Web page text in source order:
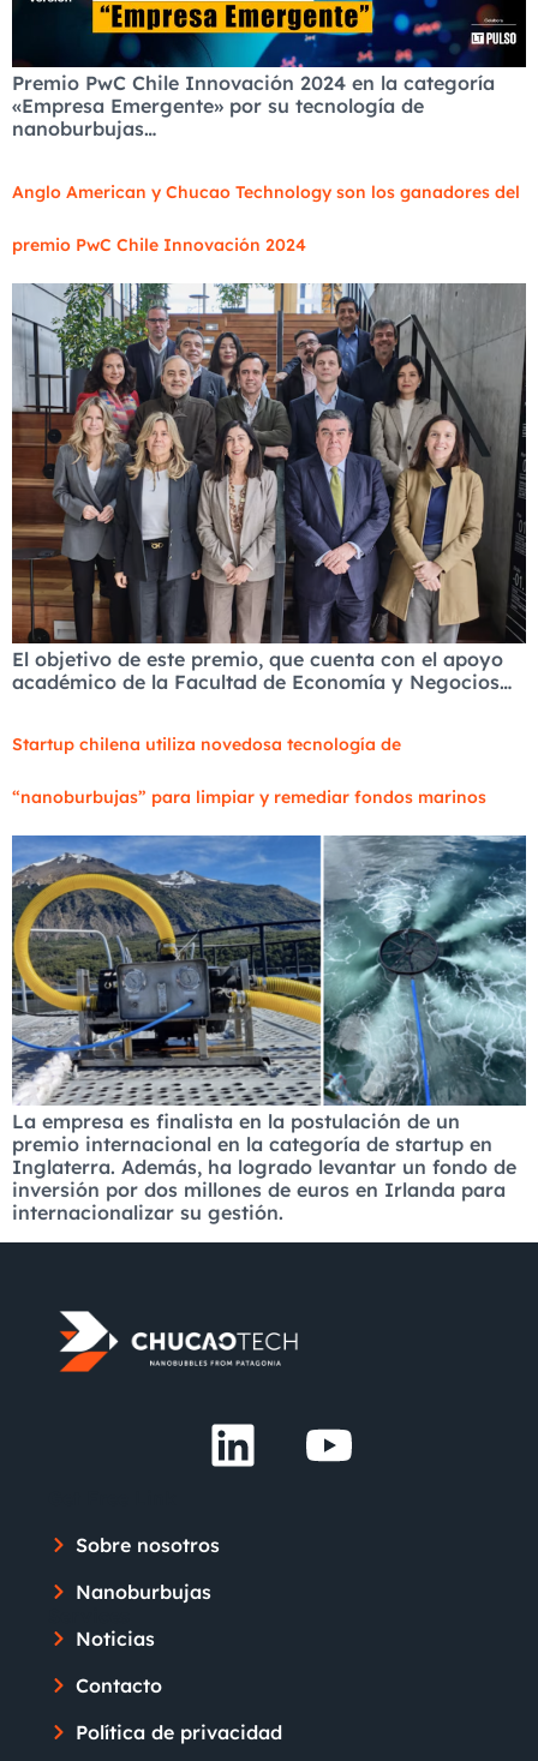
Premio PwC Chile Innovación 2024 en la categoría
«Empresa Emergente» por su tecnología de
nanoburbujas…
Anglo American y Chucao Technology son los ganadores del
premio PwC Chile Innovación 2024
El objetivo de este premio, que cuenta con el apoyo
académico de la Facultad de Economía y Negocios…
Startup chilena utiliza novedosa tecnología de
“nanoburbujas” para limpiar y remediar fondos marinos
La empresa es finalista en la postulación de un
premio internacional en la categoría de startup en
Inglaterra. Además, ha logrado levantar un fondo de
inversión por dos millones de euros en Irlanda para
internacionalizar su gestión.
Sobre nosotros
Nanoburbujas
Noticias
Contacto
Política de privacidad